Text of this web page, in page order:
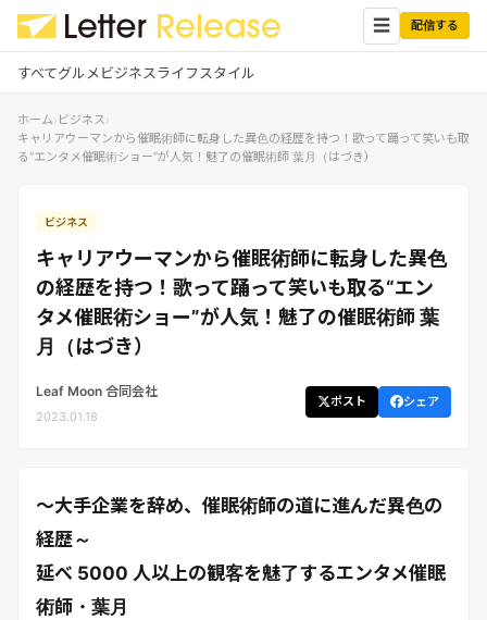
☰ 配信する
すべてグルメビジネスライフスタイル
ビジネス
ライフスタイル
リリースを配信する
ログイン ✕
企業ユーザーでログイン
する
受信 レターリリース受信ユーザー
メディアユーザーでログインする
レターリリースを受信（メディア登
録）
ホーム› ビジネス›
キャリアウーマンから催眠術師に転身した異色の経歴を持つ！歌って踊って笑いも取
る“エンタメ催眠術ショー”が人気！魅了の催眠術師 葉月（はづき）
ビジネス
キャリアウーマンから催眠術師に転身した異色
の経歴を持つ！歌って踊って笑いも取る“エン
タメ催眠術ショー”が人気！魅了の催眠術師 葉
月（はづき）
Leaf Moon 合同会社
2023.01.18
ポスト シェア
～大手企業を辞め、催眠術師の道に進んだ異色の
経歴～
延べ 5000 人以上の観客を魅了するエンタメ催眠
術師・葉月